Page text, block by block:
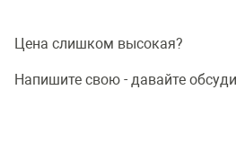
Цена слишком высокая?
Напишите свою - давайте